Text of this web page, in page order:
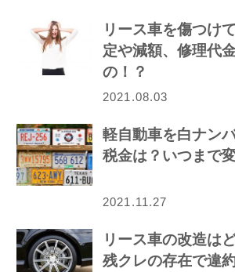
リース車を傷つけ
定や減額、修理代
の！？
2021.08.03
軽自動車を白ナン
税金は？いつまで
2021.11.27
リース車の改造は
残クレの存在で違